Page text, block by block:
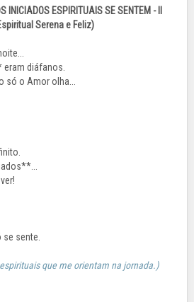
INICIADOS ESPIRITUAIS SE SENTEM - II
Serena e Feliz)
eram diáfanos.
só o Amor olha...
se sente.
que me orientam na jornada.)